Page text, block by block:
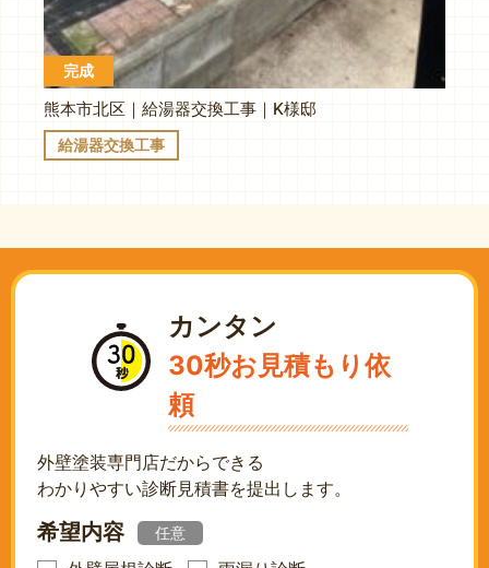
完成
熊本市北区｜給湯器交換工事｜K様邸
給湯器交換工事
カンタン
30秒お見積もり依
頼
外壁塗装専門店だからできる
わかりやすい診断見積書を提出します。
希望内容 任意